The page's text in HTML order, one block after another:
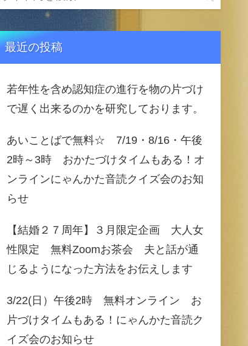
最近の投稿
若年性を含め認知症の進行を物の片づけ
で遅く出来るのかを研究しております。
あいことばで無料☆ 7/19・8/16・午後
2時～3時 おかたづけタイムもある！オ
ンラインにゃんかた音読クイズ会のお知
らせ
【結婚２７周年】３月限定企画 大人女
性限定 無料Zoomお茶会 夫と話が通
じるようになった方法をお伝えします
3/22(日）午後2時 無料オンライン お
片づけタイムもある！にゃんかた音読ク
イズ会のお知らせ